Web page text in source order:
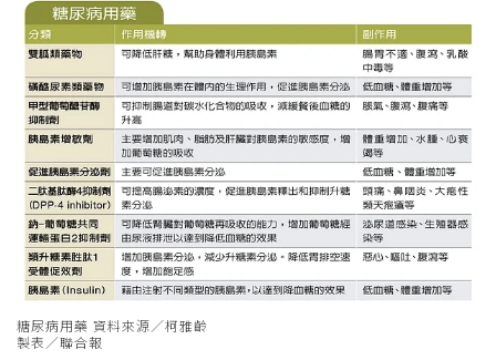
糖尿病用藥 資料來源／柯雅齡
製表／聯合報